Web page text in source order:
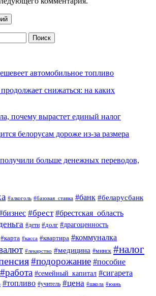
автомобильное топливо
снижаться: на каких
почему вырастет единый налог
белорусам дороже из-за размера
больше денежных переводов,
#алкоголь #базовая_ставка #банк #беларусбанк
#брест #брестская_область
#дети #долг #драгоценность
#карта #касса #квартира #коммуналка
#лекарство #медицина #минск #налог
#подорожание #пособие
#работа #семейный_капитал #сигарета
#топливо #учитель #цена #школа #юань